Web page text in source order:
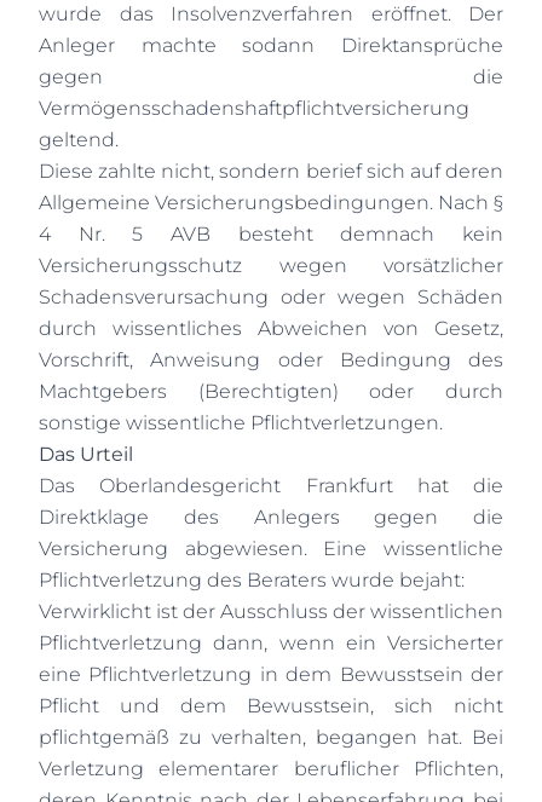
wurde das Insolvenzverfahren eröffnet. Der
Anleger machte sodann Direktansprüche
gegen die
Vermögensschadenshaftpflichtversicherung
geltend.
Diese zahlte nicht, sondern berief sich auf deren
Allgemeine Versicherungsbedingungen. Nach §
4 Nr. 5 AVB besteht demnach kein
Versicherungsschutz wegen vorsätzlicher
Schadensverursachung oder wegen Schäden
durch wissentliches Abweichen von Gesetz,
Vorschrift, Anweisung oder Bedingung des
Machtgebers (Berechtigten) oder durch
sonstige wissentliche Pflichtverletzungen.
Das Urteil
Das Oberlandesgericht Frankfurt hat die
Direktklage des Anlegers gegen die
Versicherung abgewiesen. Eine wissentliche
Pflichtverletzung des Beraters wurde bejaht:
Verwirklicht ist der Ausschluss der wissentlichen
Pflichtverletzung dann, wenn ein Versicherter
eine Pflichtverletzung in dem Bewusstsein der
Pflicht und dem Bewusstsein, sich nicht
pflichtgemäß zu verhalten, begangen hat. Bei
Verletzung elementarer beruflicher Pflichten,